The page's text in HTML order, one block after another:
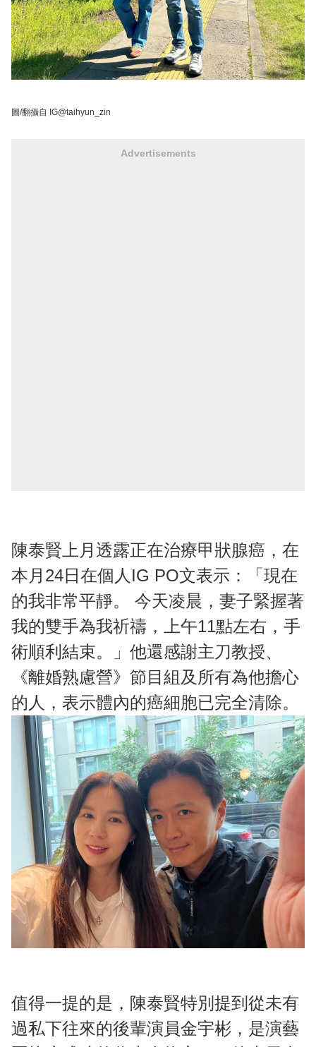
圖/翻攝自 IG@taihyun_zin
Advertisements
陳泰賢上月透露正在治療甲狀腺癌，在
本月24日在個人IG PO文表示：「現在
的我非常平靜。 今天凌晨，妻子緊握著
我的雙手為我祈禱，上午11點左右，手
術順利結束。」他還感謝主刀教授、
《離婚熟慮營》節目組及所有為他擔心
的人，表示體內的癌細胞已完全清除。
值得一提的是，陳泰賢特別提到從未有
過私下往來的後輩演員金宇彬，是演藝